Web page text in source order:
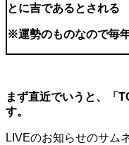
とに吉であるとされる
※運勢のものなので毎
まず直近でいうと、「
す。
LIVEのお知らせのサム